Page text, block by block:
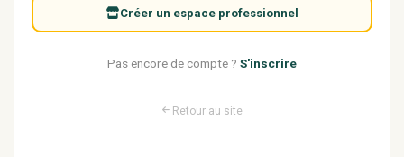
Créer un espace professionnel
Pas encore de compte ? S'inscrire
Retour au site